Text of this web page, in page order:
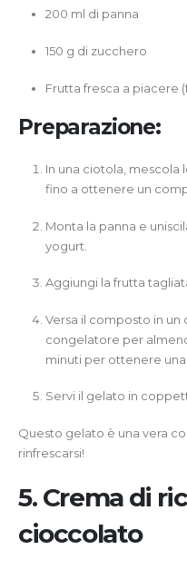
200 ml di panna
150 g di zucchero
Frutta fresca a piacere
Preparazione:
In una ciotola,
fino a ottenere un
Monta la panna e
yogurt.
Aggiungi la frutta
Versa il composto in
congelatore per
minuti per ottenere
Servi il gelato in
Questo gelato è una vera
rinfrescarsi!
5. Crema di
cioccolato